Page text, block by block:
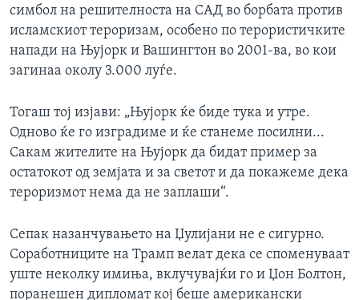
симбол на решителноста на САД во борбата против
исламскиот тероризам, особено по терористичките
напади на Њујорк и Вашингтон во 2001-ва, во кои
загинаа околу 3.000 луѓе.
Тогаш тој изјави: „Њујорк ќе биде тука и утре.
Одново ќе го изградиме и ќе станеме посилни...
Сакам жителите на Њујорк да бидат пример за
остатокот од земјата и за светот и да покажеме дека
тероризмот нема да не заплаши“.
Сепак назанчувањето на Џулијани не е сигурно.
Соработниците на Трамп велат дека се споменуваат
уште неколку имиња, вклучувајќи го и Џон Болтон,
поранешен дипломат кој беше американски